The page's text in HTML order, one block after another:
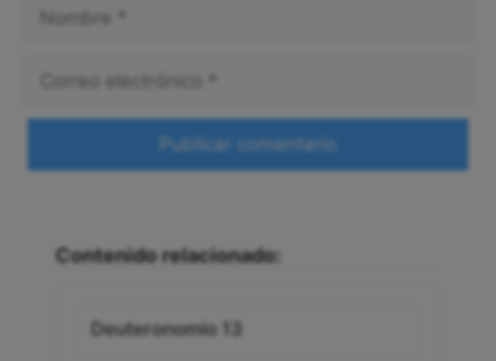
Contenido relacionado:
Deuteronomio 13